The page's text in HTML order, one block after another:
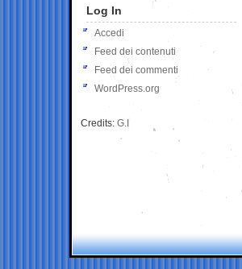
Log In
Accedi
Feed dei contenuti
Feed dei commenti
WordPress.org
Credits: G.I